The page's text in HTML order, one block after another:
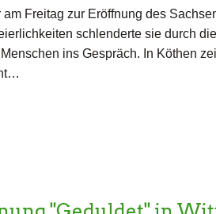
Freitag zur Eröffnung des
schlenderte sie durch
ins Gespräch. In Köthen